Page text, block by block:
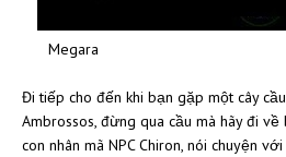
Megara
Đi tiếp cho đến khi bạn gặp một cây
Ambrossos, đừng qua cầu mà hãy đi
con nhân mã NPC Chiron, nói chuyện